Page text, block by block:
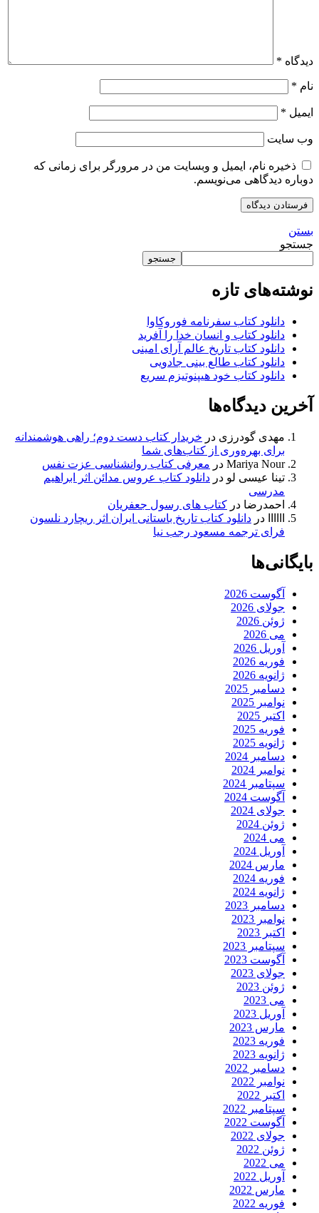
دیدگاه *
نام *
ایمیل *
وب‌ سایت
ذخیره نام، ایمیل و وبسایت من در مرورگر برای زمانی که
دوباره دیدگاهی می‌نویسم.
بستن
جستجو
جستجو
نوشته‌های تازه
دانلود کتاب سفرنامه فوروکاوا
دانلود کتاب و انسان خدا را آفرید
دانلود کتاب تاریخ عالم آرای امینی
دانلود کتاب طالع بینی جادویی
دانلود کتاب خود هیپنوتیزم سریع
آخرین دیدگاه‌ها
مهدی گودرزی در خریدار کتاب دست دوم؛ راهی هوشمندانه
برای بهره‌وری از کتاب‌های شما
Mariya Nour در معرفی کتاب روانشناسی عزت نفس
تینا عیسی لو در دانلود کتاب عروس مدائن اثر ابراهیم
مدرسی
احمدرضا در کتاب های رسول جعفریان
در دانلود کتاب تاریخ باستانی ایران اثر ریچارد نلسون
فرای ترجمه مسعود رجب نیا
بایگانی‌ها
آگوست 2026
جولای 2026
ژوئن 2026
می 2026
آوریل 2026
فوریه 2026
ژانویه 2026
دسامبر 2025
نوامبر 2025
اکتبر 2025
فوریه 2025
ژانویه 2025
دسامبر 2024
نوامبر 2024
سپتامبر 2024
آگوست 2024
جولای 2024
ژوئن 2024
می 2024
آوریل 2024
مارس 2024
فوریه 2024
ژانویه 2024
دسامبر 2023
نوامبر 2023
اکتبر 2023
سپتامبر 2023
آگوست 2023
جولای 2023
ژوئن 2023
می 2023
آوریل 2023
مارس 2023
فوریه 2023
ژانویه 2023
دسامبر 2022
نوامبر 2022
اکتبر 2022
سپتامبر 2022
آگوست 2022
جولای 2022
ژوئن 2022
می 2022
آوریل 2022
مارس 2022
فوریه 2022